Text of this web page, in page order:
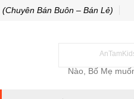
(Chuyên Bán Buôn – Bán Lẻ)